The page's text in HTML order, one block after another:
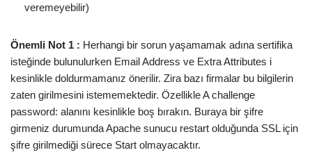
veremeyebilir)
Önemli Not 1 : Herhangi bir sorun yaşamamak adına sertifika
isteğinde bulunulurken Email Address ve Extra Attributes i
kesinlikle doldurmamanız önerilir. Zira bazı firmalar bu bilgilerin
zaten girilmesini istememektedir. Özellikle A challenge
password: alanını kesinlikle boş bırakın. Buraya bir şifre
girmeniz durumunda Apache sunucu restart olduğunda SSL için
şifre girilmediği sürece Start olmayacaktır.